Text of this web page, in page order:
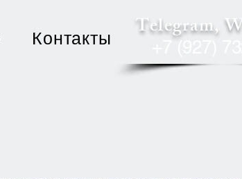
Контакты Telegram,
+7 (927)